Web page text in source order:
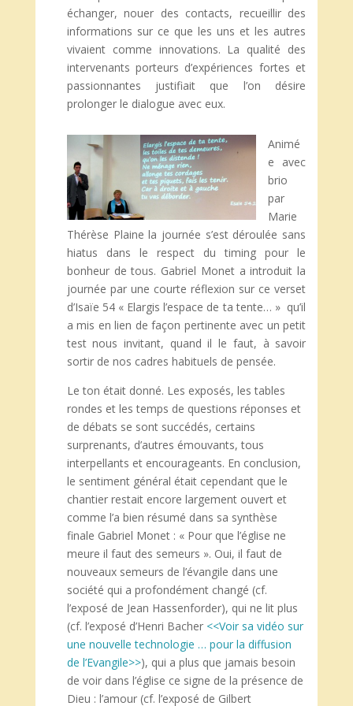
échanger, nouer des contacts, recueillir des
informations sur ce que les uns et les autres
vivaient comme innovations. La qualité des
intervenants porteurs d’expériences fortes et
passionnantes justifiait que l’on désire
prolonger le dialogue avec eux.
Animé
e avec
brio
par
Marie
Thérèse Plaine la journée s’est déroulée sans
hiatus dans le respect du timing pour le
bonheur de tous. Gabriel Monet a introduit la
journée par une courte réflexion sur ce verset
d’Isaïe 54 « Elargis l’espace de ta tente… » qu’il
a mis en lien de façon pertinente avec un petit
test nous invitant, quand il le faut, à savoir
sortir de nos cadres habituels de pensée.
Le ton était donné. Les exposés, les tables
rondes et les temps de questions réponses et
de débats se sont succédés, certains
surprenants, d’autres émouvants, tous
interpellants et encourageants. En conclusion,
le sentiment général était cependant que le
chantier restait encore largement ouvert et
comme l’a bien résumé dans sa synthèse
finale Gabriel Monet : « Pour que l’église ne
meure il faut des semeurs ». Oui, il faut de
nouveaux semeurs de l’évangile dans une
société qui a profondément changé (cf.
l’exposé de Jean Hassenforder), qui ne lit plus
(cf. l’exposé d’Henri Bacher <<Voir sa vidéo sur
une nouvelle technologie … pour la diffusion
de l’Evangile>>), qui a plus que jamais besoin
de voir dans l’église ce signe de la présence de
Dieu : l’amour (cf. l’exposé de Gilbert